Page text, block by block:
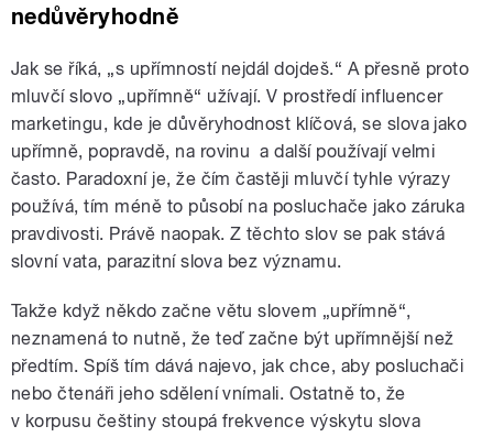
nedůvěryhodně
Jak se říká, „s upřímností nejdál dojdeš.“ A přesně proto
mluvčí slovo „upřímně“ užívají. V prostředí influencer
marketingu, kde je důvěryhodnost klíčová, se slova jako
upřímně, popravdě, na rovinu a další používají velmi
často. Paradoxní je, že čím častěji mluvčí tyhle výrazy
používá, tím méně to působí na posluchače jako záruka
pravdivosti. Právě naopak. Z těchto slov se pak stává
slovní vata, parazitní slova bez významu.
Takže když někdo začne větu slovem „upřímně“,
neznamená to nutně, že teď začne být upřímnější než
předtím. Spíš tím dává najevo, jak chce, aby posluchači
nebo čtenáři jeho sdělení vnímali. Ostatně to, že
v korpusu češtiny stoupá frekvence výskytu slova